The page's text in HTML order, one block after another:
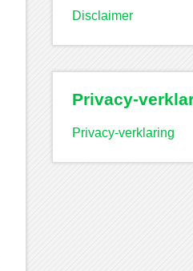
Disclaimer
Privacy-
Privacy-verklaring